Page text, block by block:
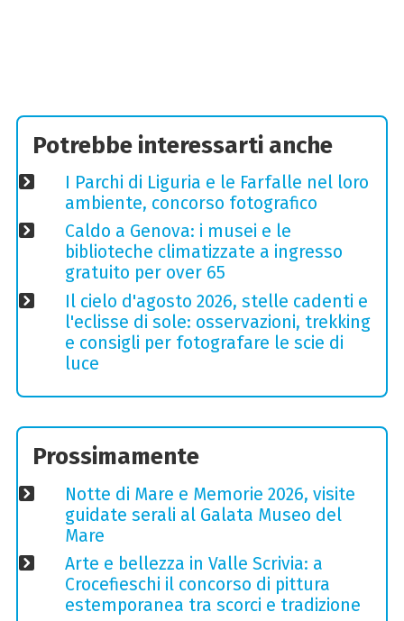
Potrebbe interessarti anche
I Parchi di Liguria e le Farfalle nel loro
ambiente, concorso fotografico
Caldo a Genova: i musei e le
biblioteche climatizzate a ingresso
gratuito per over 65
Il cielo d'agosto 2026, stelle cadenti e
l'eclisse di sole: osservazioni, trekking
e consigli per fotografare le scie di
luce
Prossimamente
Notte di Mare e Memorie 2026, visite
guidate serali al Galata Museo del
Mare
Arte e bellezza in Valle Scrivia: a
Crocefieschi il concorso di pittura
estemporanea tra scorci e tradizione